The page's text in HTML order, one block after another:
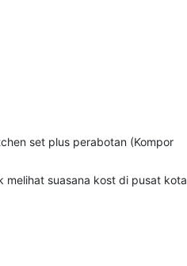
set plus perabotan (Kompor
melihat suasana kost di pusat kota